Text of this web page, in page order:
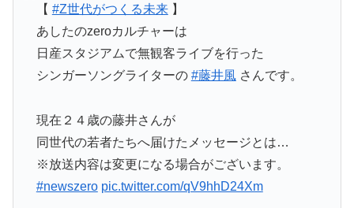
【 #Z世代がつくる未来】
あしたのzeroカルチャーは
日産スタジアムで無観客ライブを行った
シンガーソングライターの #藤井風さんです。
現在２４歳の藤井さんが
同世代の若者たちへ届けたメッセージとは…
※放送内容は変更になる場合がございます。
#newszero pic.twitter.com/qV9hhD24Xm